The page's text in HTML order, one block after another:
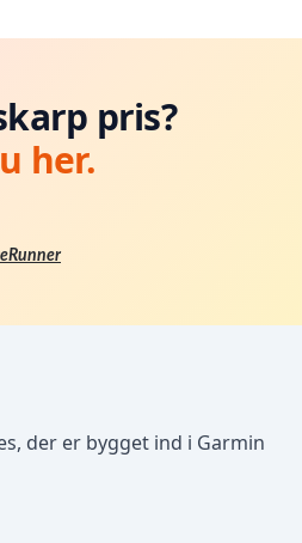
pris?
her.
der er bygget ind i Garmin